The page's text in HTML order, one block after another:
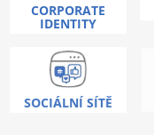
CORPORATE
IDENTITY
SOCIÁLNÍ SÍTĚ